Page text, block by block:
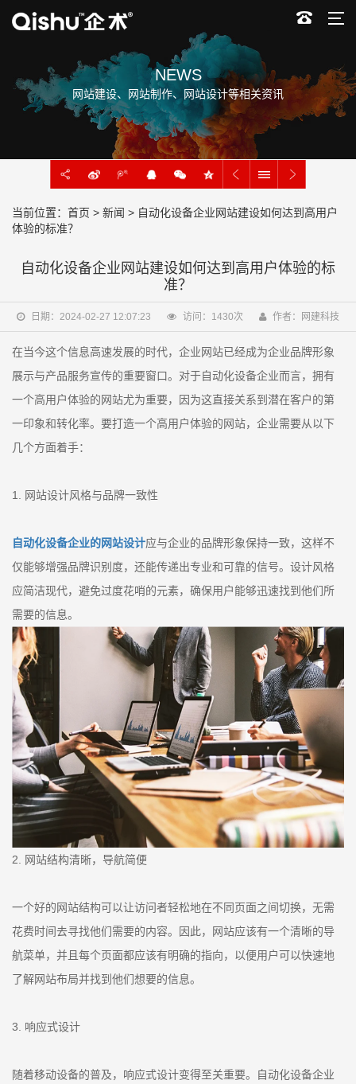
NEWS
网站建设、网站制作、网站设计等相关资讯
当前位置： 首页 > 新闻 > 自动化设备企业网站建设如何达到高用户
体验的标准？
自动化设备企业网站建设如何达到高用户体验的标
准？
日期：2024-02-27 12:07:23 访问： 1430次 作者：网建科技
在当今这个信息高速发展的时代，企业网站已经成为企业品牌形象
展示与产品服务宣传的重要窗口。对于自动化设备企业而言，拥有
一个高用户体验的网站尤为重要，因为这直接关系到潜在客户的第
一印象和转化率。要打造一个高用户体验的网站，企业需要从以下
几个方面着手：
1. 网站设计风格与品牌一致性
自动化设备企业的网站设计应与企业的品牌形象保持一致，这样不
仅能够增强品牌识别度，还能传递出专业和可靠的信号。设计风格
应简洁现代，避免过度花哨的元素，确保用户能够迅速找到他们所
需要的信息。
2. 网站结构清晰，导航简便
一个好的网站结构可以让访问者轻松地在不同页面之间切换，无需
花费时间去寻找他们需要的内容。因此，网站应该有一个清晰的导
航菜单，并且每个页面都应该有明确的指向，以便用户可以快速地
了解网站布局并找到他们想要的信息。
3. 响应式设计
随着移动设备的普及，响应式设计变得至关重要。自动化设备企业